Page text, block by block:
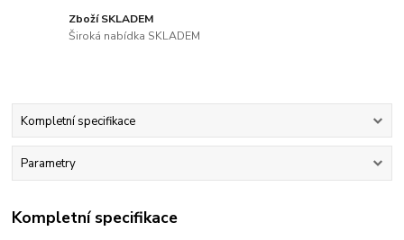
Zboží SKLADEM
Široká nabídka SKLADEM
Kompletní specifikace
Parametry
Kompletní specifikace